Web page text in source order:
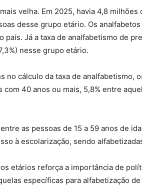
velha. Em 2025, havia 4,8
desse grupo etário. Os
país. Já a taxa de analfabetismo de
nesse grupo etário.
no cálculo da taxa de analfabetismo,
40 anos ou mais, 5,8% entre
as pessoas de 15 a 59 anos de
à escolarização, sendo
etários reforça a importância de
específicas para alfabetização